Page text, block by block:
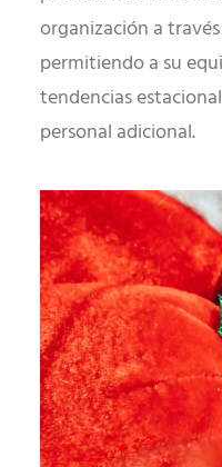
organización a
permitiendo a su
tendencias
personal adicional.